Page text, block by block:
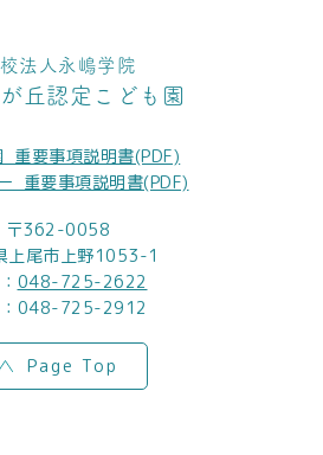
法人永嶋学院
丘認定こども園
_重要事項説明書(PDF)
_重要事項説明書(PDF)
〒362-0058
上尾市上野1053-1
048-725-2622
：048-725-2912
Page Top